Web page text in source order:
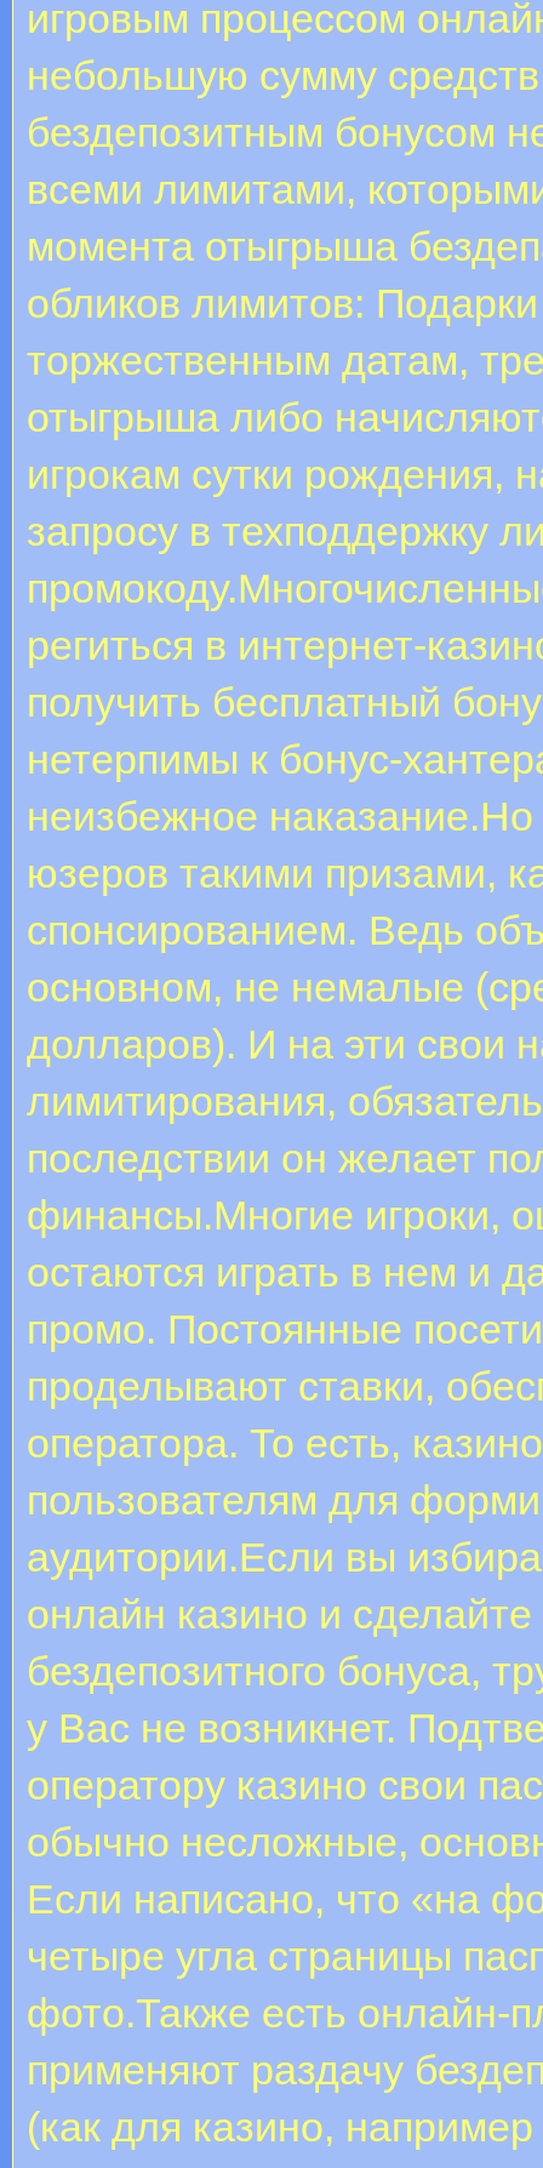
игровым процессом
небольшую сумму
бездепозитным бонусом
всеми лимитами,
момента отыгрыша
обликов лимитов:
торжественным датам,
отыгрыша либо
игрокам сутки рождения,
запросу в техподдержку
региться в интернет-
получить бесплатный
нетерпимы к бонус-
неизбежное
юзеров такими призами,
спонсированием. Ведь
основном, не немалые
долларов). И на эти свои
лимитирования,
последствии он желает
финансы.Многие игроки,
остаются играть в нем и
промо. Постоянные
проделывают ставки,
оператора. То есть,
пользователям для
аудитории.Если вы
онлайн казино и
бездепозитного бонуса,
у Вас не возникнет.
оператору казино свои
обычно несложные,
Если написано, что «на
четыре угла страницы
фото.Также есть онлайн-
применяют раздачу
(как для казино,